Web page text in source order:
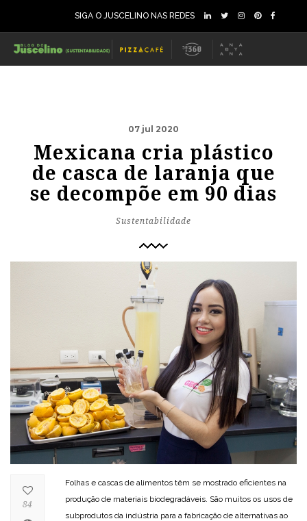
SIGA O JUSCELINO NAS REDES
07 jul 2020
Mexicana cria plástico
de casca de laranja que
se decompõe em 90 dias
Sustentabilidade
Folhas e cascas de alimentos têm se mostrado eficientes na
produção de materiais biodegradáveis. São muitos os usos de
subprodutos da indústria para a fabricação de alternativas ao
84